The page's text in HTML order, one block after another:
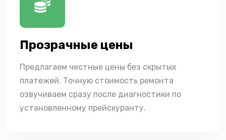
Прозрачные цены
Предлагаем честные цены без скрытых
платежей. Точную стоимость ремонта
озвучиваем сразу после диагностики по
установленному прейскуранту.